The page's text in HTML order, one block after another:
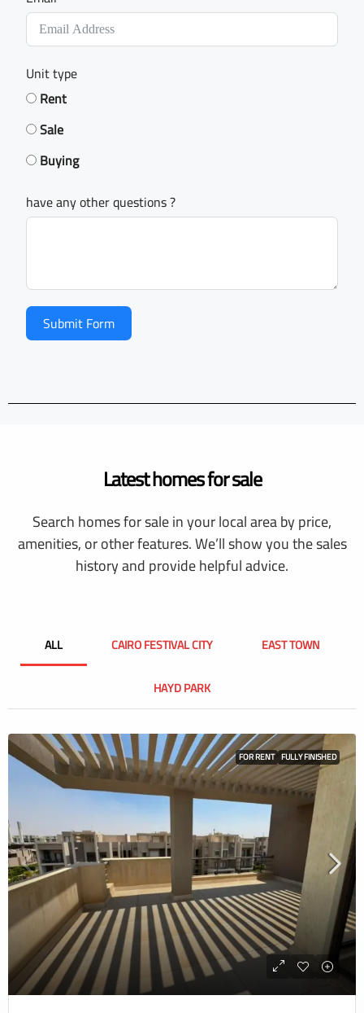
Unit type
Rent
Sale
Buying
have any other questions ?
Submit Form
Latest homes for sale
Search homes for sale in your local area by price,
amenities, or other features. We’ll show you the sales
history and provide helpful advice.
ALL CAIRO FESTIVAL CITY EAST TOWN
HAYD PARK
FOR RENT FULLY FINISHED